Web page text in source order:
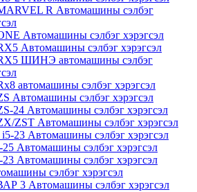
R Автомашины сэлбэг
Автомашины сэлбэг хэрэгсэл
Автомашины сэлбэг хэрэгсэл
ШИНЭ автомашины сэлбэг
автомашины сэлбэг хэрэгсэл
Автомашины сэлбэг хэрэгсэл
24 Автомашины сэлбэг хэрэгсэл
ZST Автомашины сэлбэг хэрэгсэл
23 Автомашины сэлбэг хэрэгсэл
Автомашины сэлбэг хэрэгсэл
Автомашины сэлбэг хэрэгсэл
сэлбэг хэрэгсэл
3 Автомашины сэлбэг хэрэгсэл